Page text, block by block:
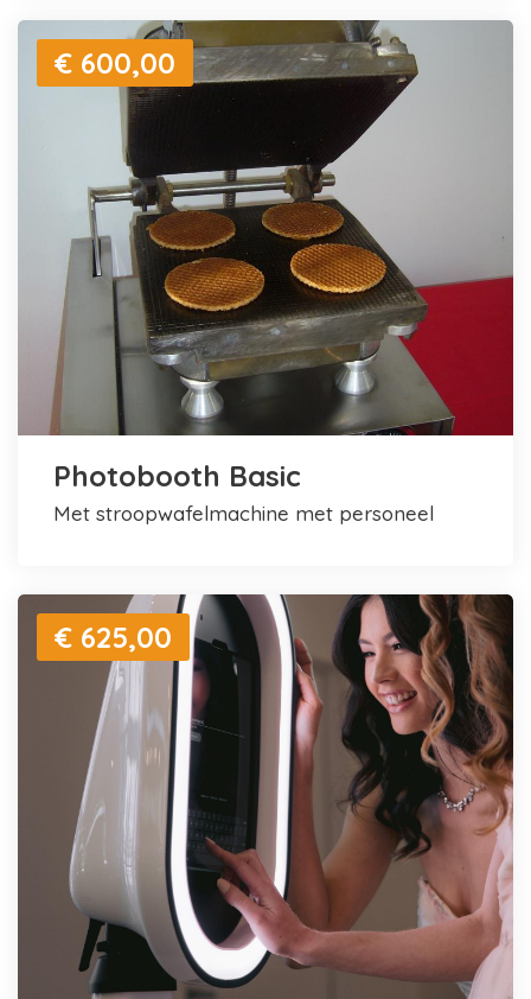
€ 600,00
Photobooth Basic
met stroopwafelmachine met personeel
€ 625,00